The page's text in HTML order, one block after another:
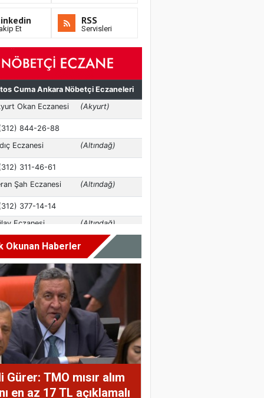
Et
RSS
Servisleri
Okunan Haberler
Gürer: TMO mısır alım
en az 17 TL açıklamalı